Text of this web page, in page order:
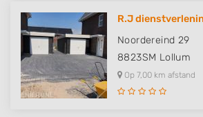
R.J
Noordereind 29
8823SM Lollum
Op 7,00 km afstand